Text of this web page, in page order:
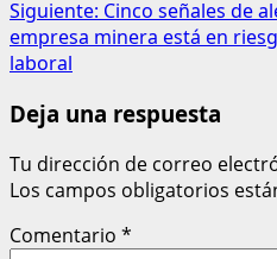
Siguiente: Cinco señales de
empresa minera está en
laboral
Deja una respuesta
Tu dirección de correo
Los campos obligatorios
Comentario *